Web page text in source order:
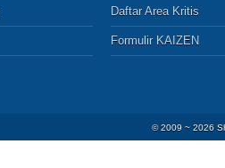
Daftar Area Kritis
Formulir KAIZEN
© 2009 ~ 2026